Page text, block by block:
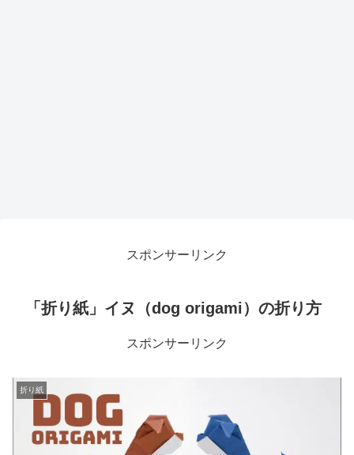
スポンサーリンク
「折り紙」イヌ（dog origami）の折り方
スポンサーリンク
折り紙